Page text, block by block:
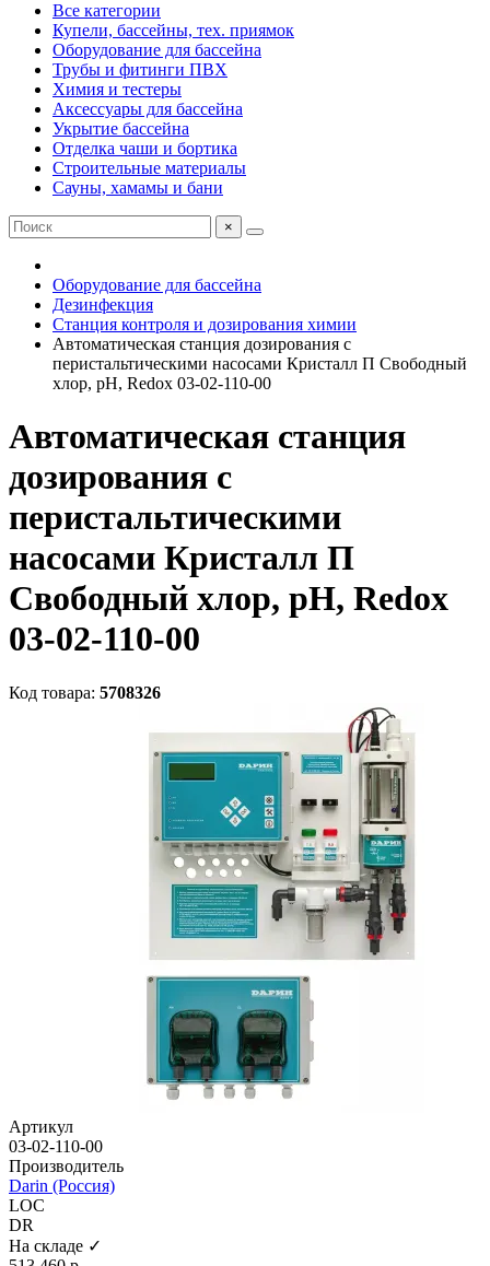
Все категории
Купели, бассейны, тех. приямок
Оборудование для бассейна
Трубы и фитинги ПВХ
Химия и тестеры
Аксессуары для бассейна
Укрытие бассейна
Отделка чаши и бортика
Строительные материалы
Сауны, хамамы и бани
×
Оборудование для бассейна
Дезинфекция
Станция контроля и дозирования химии
Автоматическая станция дозирования c
перистальтическими насосами Кристалл П Свободный
хлор, рН, Redox 03-02-110-00
Автоматическая станция
дозирования c
перистальтическими
насосами Кристалл П
Свободный хлор, рН, Redox
03-02-110-00
Код товара: 5708326
Артикул
03-02-110-00
Производитель
Darin (Россия)
LOC
DR
На складе ✓